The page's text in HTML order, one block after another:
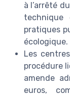
à l’arrêté
pratiques
écologique.
Les
procédure
amende
euros,